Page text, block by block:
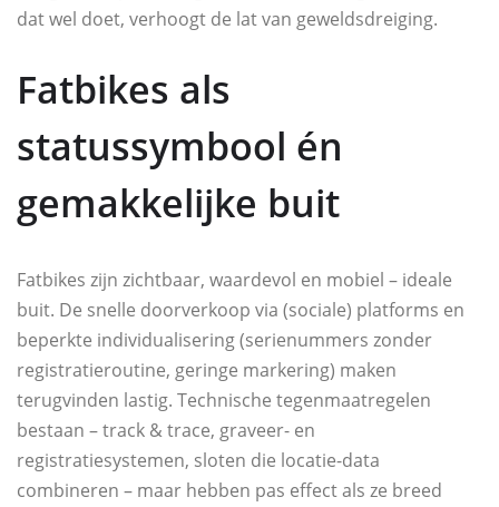
dat wel doet, verhoogt de lat van geweldsdreiging.
Fatbikes als
statussymbool én
gemakkelijke buit
Fatbikes zijn zichtbaar, waardevol en mobiel – ideale
buit. De snelle doorverkoop via (sociale) platforms en
beperkte individualisering (serienummers zonder
registratieroutine, geringe markering) maken
terugvinden lastig. Technische tegenmaatregelen
bestaan – track & trace, graveer- en
registratiesystemen, sloten die locatie-data
combineren – maar hebben pas effect als ze breed